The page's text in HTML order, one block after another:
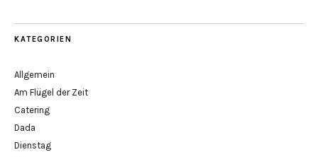
KATEGORIEN
Allgemein
Am Flügel der Zeit
Catering
Dada
Dienstag